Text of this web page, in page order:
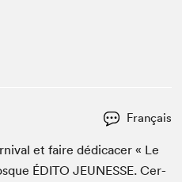
Français
et faire dédi­cac­er « Le
ÉDI­TO JEUNESSE. Cer­